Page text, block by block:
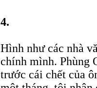
4.
Hình như các nhà
chính mình. Phùng
trước cái chết của